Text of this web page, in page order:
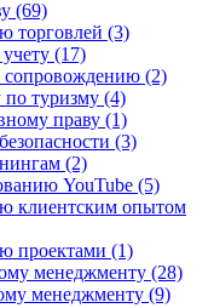
(69)
торговлей (3)
(17)
(2)
туризму (4)
праву (1)
(3)
(2)
YouTube (5)
клиентским опытом
проектами (1)
менеджменту (28)
менеджменту (9)